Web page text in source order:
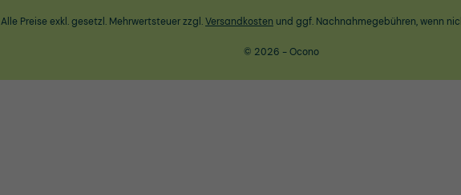
Alle Preise exkl. gesetzl. Mehrwertsteuer zzgl.Versandkosten und ggf. Nachnahmegebühren, wenn
© 2026 - Ocono